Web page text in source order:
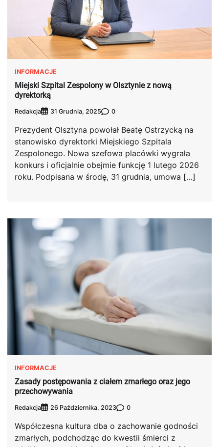
INFORMACJE
Miejski Szpital Zespolony w Olsztynie z nową
dyrektorką
Redakcja 31 Grudnia, 2025 0
Prezydent Olsztyna powołał Beatę Ostrzycką na
stanowisko dyrektorki Miejskiego Szpitala
Zespolonego. Nowa szefowa placówki wygrała
konkurs i oficjalnie obejmie funkcję 1 lutego 2026
roku. Podpisana w środę, 31 grudnia, umowa […]
INFORMACJE
Zasady postępowania z ciałem zmarłego oraz jego
przechowywania
Redakcja 26 Października, 2023 0
Współczesna kultura dba o zachowanie godności
zmarłych, podchodząc do kwestii śmierci z